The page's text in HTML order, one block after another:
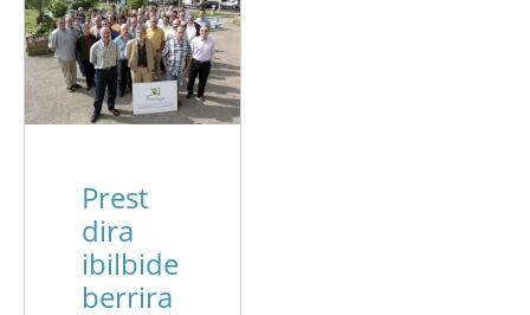
Prest
dira
ibilbide
berrira